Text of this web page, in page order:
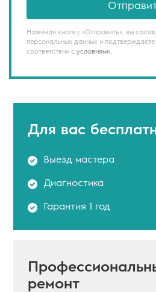
Нажимая кнопку «Отправить», вы
персональных данных и
соответствии с условиями.
Для вас
Выезд мастера
Диагностика
Гарантия 1 год
ремонт